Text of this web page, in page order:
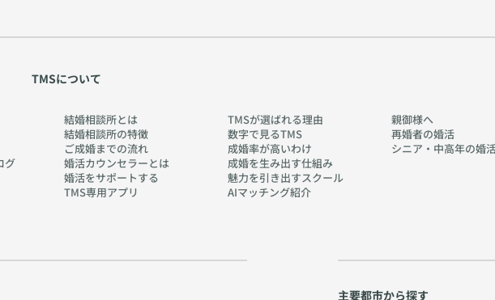
グ
TMSについて
結婚相談所とは
結婚相談所の特徴
ご成婚までの流れ
婚活カウンセラーとは
婚活をサポートする
TMS専用アプリ
TMSが選ばれる理由
数字で見るTMS
成婚率が高いわけ
成婚を生み出す仕組み
魅力を引き出すスクール
AIマッチング紹介
親御様へ
再婚者の婚活
シニア・中高年の婚
主要都市から探す